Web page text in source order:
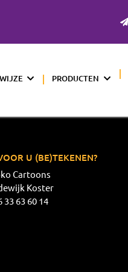
PRODUCTEN
U (BE)TEKENEN?
Cartoons
Koster
33 63 60 14